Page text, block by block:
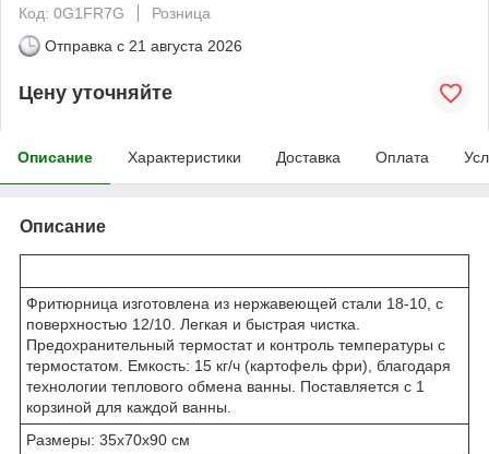
Код: 0G1FR7G
Розница
Отправка с 21 августа 2026
Цену уточняйте
Описание Характеристики Доставка Оплата
Описание
Фритюрница изготовлена из нержавеющей стали 18-10, с
поверхностью 12/10. Легкая и быстрая чистка.
Предохранительный термостат и контроль температуры с
термостатом. Емкость: 15 кг/ч (картофель фри), благодаря
технологии теплового обмена ванны. Поставляется с 1
корзиной для каждой ванны.
Размеры: 35x70x90 см